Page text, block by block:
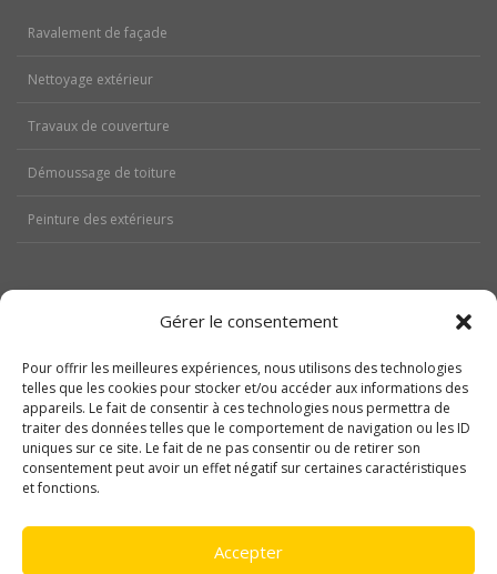
Gérer le consentement
Pour offrir les meilleures expériences, nous utilisons des technologies
telles que les cookies pour stocker et/ou accéder aux informations des
appareils. Le fait de consentir à ces technologies nous permettra de
traiter des données telles que le comportement de navigation ou les ID
uniques sur ce site. Le fait de ne pas consentir ou de retirer son
consentement peut avoir un effet négatif sur certaines caractéristiques
et fonctions.
Accepter
Ravalement de façade
Nettoyage extérieur
Travaux de couverture
Démoussage de toiture
Peinture des extérieurs
Nos réalisations
Contactez-nous
Politique de cookies (UE)
Mentions légales